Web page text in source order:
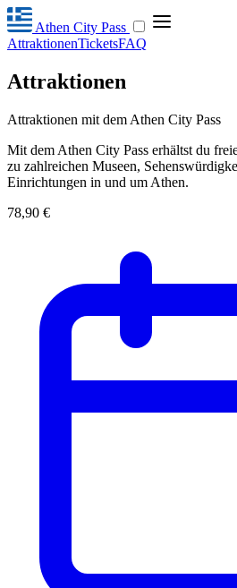
Athen City Pass
AttraktionenTicketsFAQ
Attraktionen
Attraktionen mit dem Athen City Pass
Mit dem Athen City Pass erhältst du
zu zahlreichen Museen,
Einrichtungen in und um Athen.
78,90 €